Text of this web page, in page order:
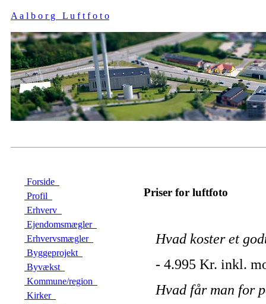
A a l b o r g L u f t f o t o
Forside
Profil
Erhverv
Ejendomsmægler
Erhvervsmægler
Byggeprojekt
Byvækst
Kommune/region
Kirker
Priser for luftfoto
Hvad koster et
- 4.995 Kr. inkl.
Hvad får man for